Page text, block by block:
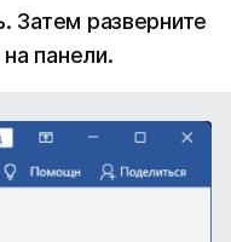
Затем разверните
панели.